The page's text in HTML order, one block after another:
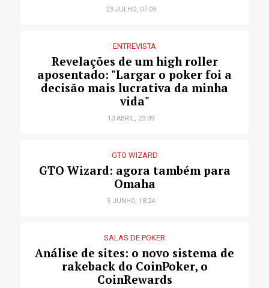
23 JULHO, 07:09
ENTREVISTA
Revelações de um high roller
aposentado: "Largar o poker foi a
decisão mais lucrativa da minha
vida"
13 ABRIL, 23:09
GTO WIZARD
GTO Wizard: agora também para
Omaha
5 JUNHO, 18:24
SALAS DE POKER
Análise de sites: o novo sistema de
rakeback do CoinPoker, o
CoinRewards